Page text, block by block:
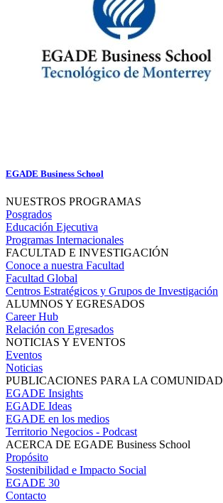
EGADE Business School
NUESTROS PROGRAMAS
Posgrados
Educación Ejecutiva
Programas Internacionales
FACULTAD E INVESTIGACIÓN
Conoce a nuestra Facultad
Facultad Global
Centros Estratégicos y Grupos de Investigación
ALUMNOS Y EGRESADOS
Career Hub
Relación con Egresados
NOTICIAS Y EVENTOS
Eventos
Noticias
PUBLICACIONES PARA LA COMUNIDAD
EGADE Insights
EGADE Ideas
EGADE en los medios
Territorio Negocios - Podcast
ACERCA DE EGADE Business School
Propósito
Sostenibilidad e Impacto Social
EGADE 30
Contacto